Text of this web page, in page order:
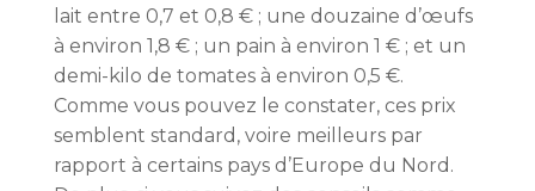
lait entre 0,7 et 0,8 € ; une douzaine d’œufs
à environ 1,8 € ; un pain à environ 1 € ; et un
demi-kilo de tomates à environ 0,5 €.
Comme vous pouvez le constater, ces prix
semblent standard, voire meilleurs par
rapport à certains pays d’Europe du Nord.